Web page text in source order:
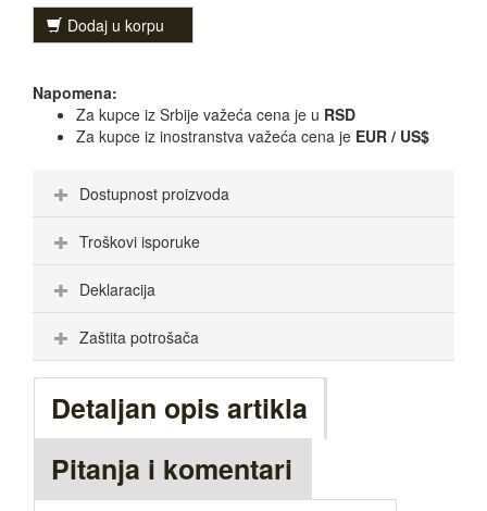
Dodaj u korpu
Napomena:
Za kupce iz Srbije važeća cena je u RSD
Za kupce iz inostranstva važeća cena je EUR / US$
Dostupnost proizvoda
Troškovi isporuke
Deklaracija
Zaštita potrošača
Detaljan opis artikla
Pitanja i komentari